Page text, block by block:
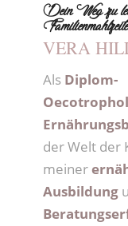
Dein Weg zu
VERA
Als Diplom-
der Welt der
meiner
Ausbildung